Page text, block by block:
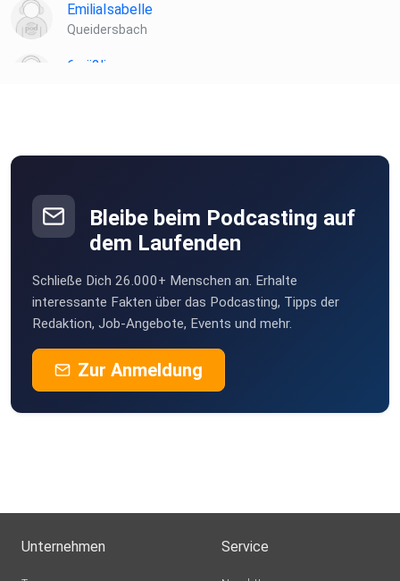
EmiliaIsabelle
Queidersbach
6zrii2li
Bleibe beim Podcasting auf
dem Laufenden
Schließe Dich 26.000+ Menschen an. Erhalte
interessante Fakten über das Podcasting, Tipps der
Redaktion, Job-Angebote, Events und mehr.
Zur Anmeldung
Unternehmen Service